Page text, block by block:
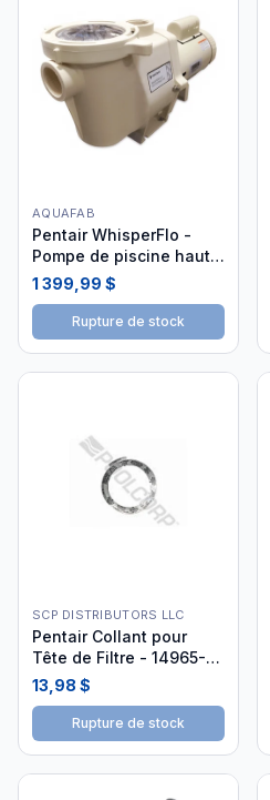
AQUAFAB
Pentair WhisperFlo -
Pompe de piscine haute
performance (011527)
1 399,99 $
Rupture de stock
SCP DISTRIBUTORS LLC
Pentair Collant pour
Tête de Filtre - 14965-
0020
13,98 $
Rupture de stock